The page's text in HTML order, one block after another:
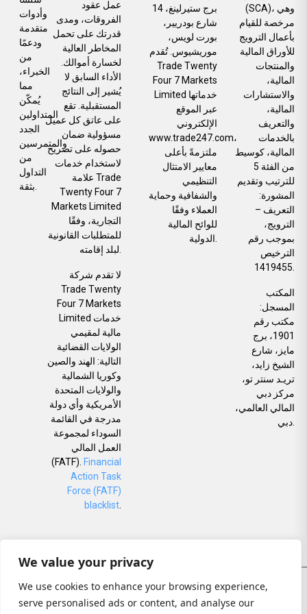
We value your privacy
We use cookies to enhance your browsing experience,
serve personalised ads or content, and analyse our
وأدوات
متقدمة
ودعمًا
من
الخبراء،
مما
يُمكّن
المتداولين
الجدد
والمتمرسين
من
التداول
عمل عقود
الفروقات، ومدى
قدرتك على تحمل
المخاطر العالية
لخسارة أموالك.
الأداء السابق لا
يُشير إلى النتائج
المستقبلية. تقع
على عاتق كل عميل
مسؤولية ضمان
حصوله على تصريح
لاستخدام خدمات
علامة Trade
Twenty Four 7
Markets Limited
التجارية، وفقًا
للمتطلبات القانونية
لا تقدم شركة
Trade Twenty
Four 7 Markets
Limited خدمات
مالية لمقيمي
الولايات القضائية
التالية: الهند والصين
وكوريا الشمالية
والولايات المتحدة
الأمريكية وأي دولة
مدرجة في القائمة
السوداء لمجموعة
العمل المالي
(FATF). Financial
Action Task
Force (FATF)
blacklist
برج ستيرلينغ، 14
شارع بودريير،
بورت لويس،
موريشيوس. تُقدم
Trade Twenty
Four 7 Markets
Limited خدماتها
عبر الموقع
الإلكتروني
www.trade247.com،
ملتزمةً بأعلى
معايير الامتثال
التنظيمي
والشفافية وحماية
العملاء وفقًا
للوائح المالية
(SCA)، وهي
مرخصة للقيام
بأعمال الترويج
للأوراق المالية
والمنتجات
المالية،
والاستشارات
المالية،
والتعريف
بالخدمات
المالية، كوسيط
من الفئة 5
للترتيب وتقديم
المشورة:
التعريف –
الترويج،
بموجب رقم
الترخيص
المكتب
المسجل:
مكتب رقم
1901، برج
مايز، شارع
الشيخ زايد،
تريـد سنتر تو،
مركز دبي
المالي العالمي،
سياسة الخصوصية
© جميع الحقوق محفوظة